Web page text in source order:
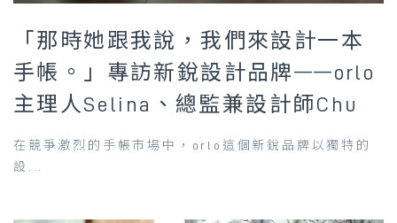
「那時她跟我說，我們來設計一本
手帳。」專訪新銳設計品牌——orlo
主理人Selina、總監兼設計師Chu
在競爭激烈的手帳市場中，orlo這個新銳品牌以獨特的
設...